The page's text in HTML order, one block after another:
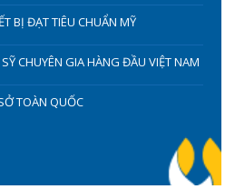
BỊ ĐẠT TIÊU CHUẨN MỸ
CHUYÊN GIA HÀNG ĐẦU VIỆT NAM
TOÀN QUỐC